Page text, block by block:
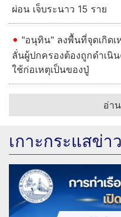
ผ่อน เจ็บระนาว 15 ราย
"อนุทิน" ลงพื้นที่จุดเกิดเ
ลั่นผู้ปกครองต้องถูกดําเนิ
ใช้ก่อเหตุเป็นของปู่
อ่า
เกาะกระแสข่าว